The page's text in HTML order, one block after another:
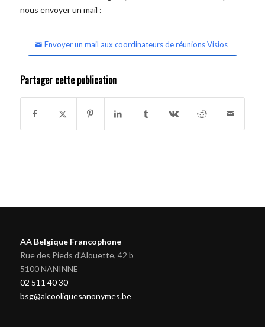
nous envoyer un mail :
Envoyer un mail aux coordinateurs de réunions Visios
Partager cette publication
AA Belgique Francophone
Rue des Pieds d'Alouette, 42 b
5100 NANINNE
02 511 40 30
bsg@alcooliquesanonymes.be